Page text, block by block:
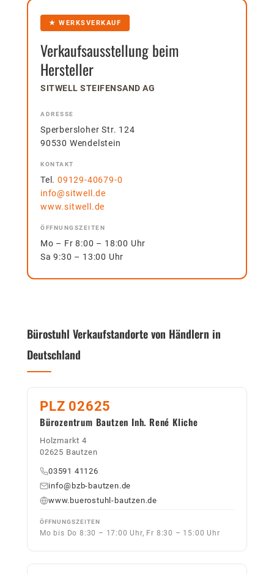
★ WERKSVERKAUF
Verkaufsausstellung beim
Hersteller
SITWELL STEIFENSAND AG
ADRESSE
Sperbersloher Str. 124
90530 Wendelstein
KONTAKT
Tel. 09129-40679-0
info@sitwell.de
www.sitwell.de
ÖFFNUNGSZEITEN
Mo – Fr 8:00 – 18:00 Uhr
Sa 9:30 – 13:00 Uhr
Bürostuhl Verkaufstandorte von Händlern in
Deutschland
PLZ 02625
Bürozentrum Bautzen Inh. René Kliche
Holzmarkt 4
02625 Bautzen
03591 41126
info@bzb-bautzen.de
www.buerostuhl-bautzen.de
ÖFFNUNGSZEITEN
Mo bis Do 8:30 – 17:00 Uhr, Fr 8:30 – 15:00 Uhr